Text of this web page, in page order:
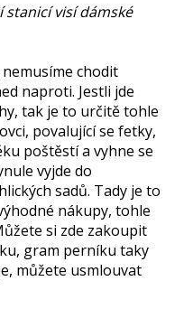
visí dámské
chodit
naproti. Jestli jde
tak je to určitě tohle
povalující se fetky,
poštěstí a vyhne se
vyjde do
sadů. Tady je to
nákupy, tohle
si zde zakoupit
gram perníku taky
můžete usmlouvat